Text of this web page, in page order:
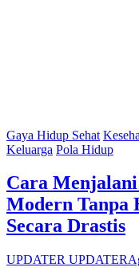
Gaya Hidup Sehat
Keluarga Pola Hidup
Cara
Modern Tanpa
Secara Drastis
UPDATER UPDATER